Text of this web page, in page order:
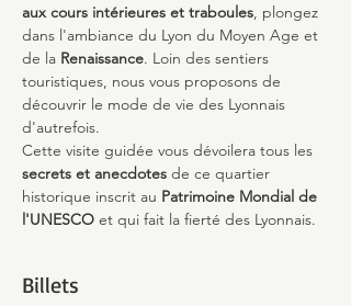
aux cours intérieures et traboules, plongez
dans l'ambiance du Lyon du Moyen Age et
de la Renaissance. Loin des sentiers
touristiques, nous vous proposons de
découvrir le mode de vie des Lyonnais
d'autrefois.
Cette visite guidée vous dévoilera tous les
secrets et anecdotes de ce quartier
historique inscrit au Patrimoine Mondial de
l'UNESCO et qui fait la fierté des Lyonnais.
Billets